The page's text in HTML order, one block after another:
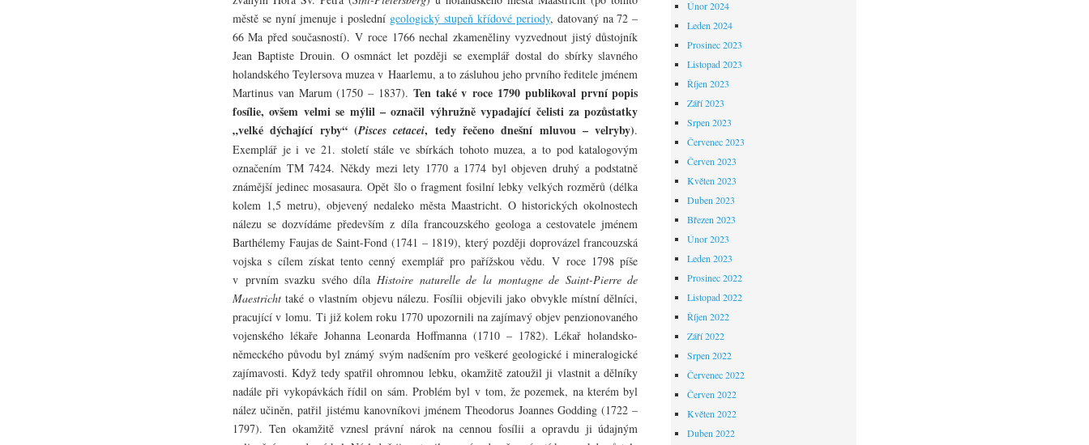
městě se nyní jmenuje i poslední geologický stupeň křídové periody, datovaný na 72 –
66 Ma před současností). V roce 1766 nechal zkameněliny vyzvednout jistý důstojník
Jean Baptiste Drouin. O osmnáct let později se exemplář dostal do sbírky slavného
holandského Teylersova muzea v Haarlemu, a to zásluhou jeho prvního ředitele jménem
Martinus van Marum (1750 – 1837). Ten také v roce 1790 publikoval první popis
fosílie, ovšem velmi se mýlil – označil výhružně vypadající čelisti za pozůstatky
„velké dýchající ryby“ (Pisces cetacei, tedy řečeno dnešní mluvou – velryby).
Exemplář je i ve 21. století stále ve sbírkách tohoto muzea, a to pod katalogovým
označením TM 7424. Někdy mezi lety 1770 a 1774 byl objeven druhý a podstatně
známější jedinec mosasaura. Opět šlo o fragment fosilní lebky velkých rozměrů (délka
kolem 1,5 metru), objevený nedaleko města Maastricht. O historických okolnostech
nálezu se dozvídáme především z díla francouzského geologa a cestovatele jménem
Barthélemy Faujas de Saint-Fond (1741 – 1819), který později doprovázel francouzská
vojska s cílem získat tento cenný exemplář pro pařížskou vědu. V roce 1798 píše
v prvním svazku svého díla Histoire naturelle de la montagne de Saint-Pierre de
Maestrichttaké o vlastním objevu nálezu. Fosílii objevili jako obvykle místní dělníci,
pracující v lomu. Ti již kolem roku 1770 upozornili na zajímavý objev penzionovaného
vojenského lékaře Johanna Leonarda Hoffmanna (1710 – 1782). Lékař holandsko-
německého původu byl známý svým nadšením pro veškeré geologické i mineralogické
zajímavosti. Když tedy spatřil ohromnou lebku, okamžitě zatoužil ji vlastnit a dělníky
nadále při vykopávkách řídil on sám. Problém byl v tom, že pozemek, na kterém byl
nález učiněn, patřil jistému kanovníkovi jménem Theodorus Joannes Godding (1722 –
1797). Ten okamžitě vznesl právní nárok na cennou fosílii a opravdu ji údajným
Únor 2024
Leden 2024
Prosinec 2023
Listopad 2023
Říjen 2023
Září 2023
Srpen 2023
Červenec 2023
Červen 2023
Květen 2023
Duben 2023
Březen 2023
Únor 2023
Leden 2023
Prosinec 2022
Listopad 2022
Říjen 2022
Září 2022
Srpen 2022
Červenec 2022
Červen 2022
Květen 2022
Duben 2022